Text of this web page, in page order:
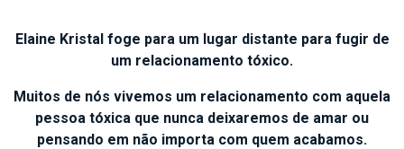
Elaine Kristal foge para um lugar distante para fugir de
um relacionamento tóxico.
Muitos de nós vivemos um relacionamento com aquela
pessoa tóxica que nunca deixaremos de amar ou
pensando em não importa com quem acabamos.